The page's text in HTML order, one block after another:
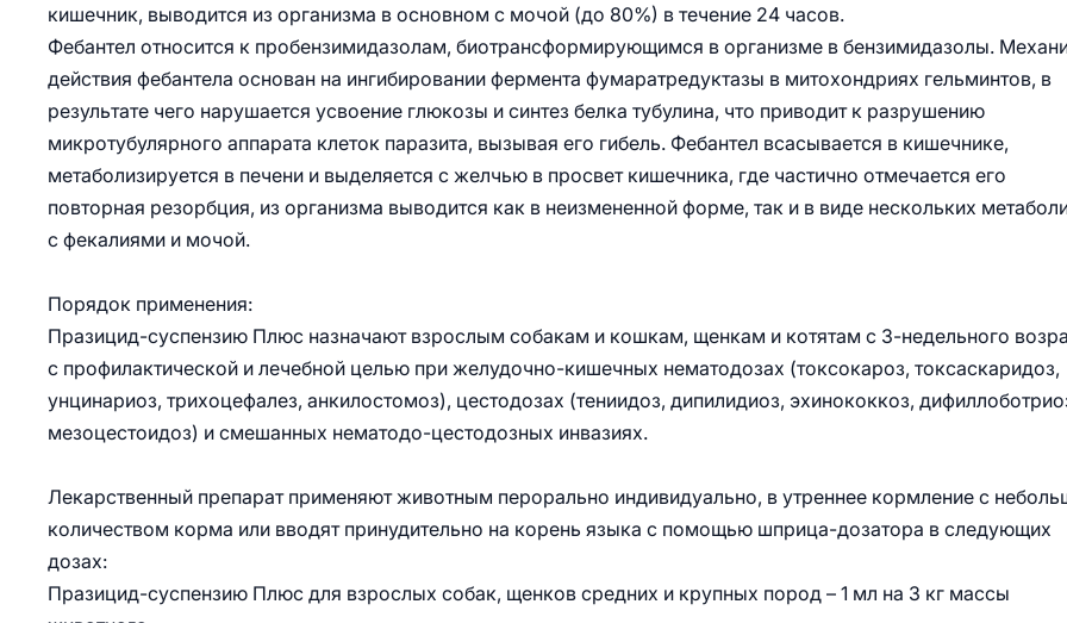
кишечник, выводится из организма в основном с мочой (до 80%) в течение 24 часов.
Фебантел относится к пробензимидазолам, биотрансформирующимся в организме в бензимидазолы.
действия фебантела основан на ингибировании фермента фумаратредуктазы в митохондриях гельминтов, в
результате чего нарушается усвоение глюкозы и синтез белка тубулина, что приводит к разрушению
микротубулярного аппарата клеток паразита, вызывая его гибель. Фебантел всасывается в кишечнике,
метаболизируется в печени и выделяется с желчью в просвет кишечника, где частично отмечается его
повторная резорбция, из организма выводится как в неизмененной форме, так и в виде нескольких
с фекалиями и мочой.
Порядок применения:
Празицид-суспензию Плюс назначают взрослым собакам и кошкам, щенкам и котятам с 3-недельного
с профилактической и лечебной целью при желудочно-кишечных нематодозах (токсокароз, токсаскаридоз,
унцинариоз, трихоцефалез, анкилостомоз), цестодозах (тениидоз, дипилидиоз, эхинококкоз,
мезоцестоидоз) и смешанных нематодо-цестодозных инвазиях.
Лекарственный препарат применяют животным перорально индивидуально, в утреннее кормление с
количеством корма или вводят принудительно на корень языка с помощью шприца-дозатора в следующих
дозах:
Празицид-суспензию Плюс для взрослых собак, щенков средних и крупных пород – 1 мл на 3 кг массы